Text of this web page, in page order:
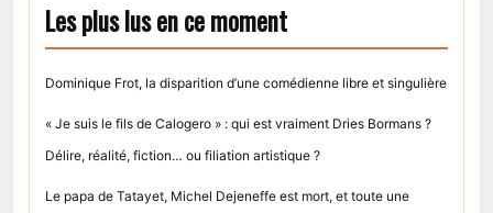
Les plus lus en ce moment
Dominique Frot, la disparition d’une comédienne libre et singulière
« Je suis le fils de Calogero » : qui est vraiment Dries Bormans ?
Délire, réalité, fiction… ou filiation artistique ?
Le papa de Tatayet, Michel Dejeneffe est mort, et toute une